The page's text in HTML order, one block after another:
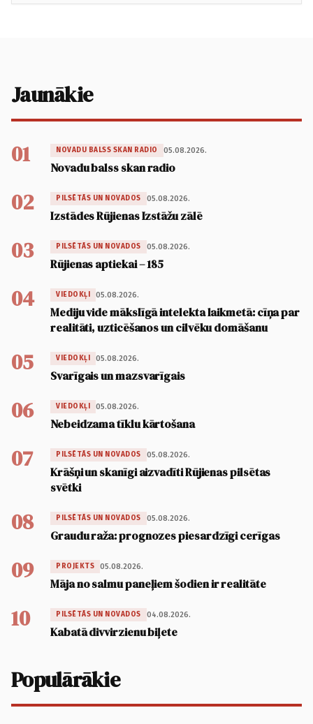
Jaunākie
01 NOVADU BALSS SKAN RADIO 05.08.2026.
Novadu balss skan radio
02 PILSĒTĀS UN NOVADOS 05.08.2026.
Izstādes Rūjienas Izstāžu zālē
03 PILSĒTĀS UN NOVADOS 05.08.2026.
Rūjienas aptiekai – 185
04 VIEDOKĻI 05.08.2026.
Mediju vide mākslīgā intelekta laikmetā: cīņa par
realitāti, uzticēšanos un cilvēku domāšanu
05 VIEDOKĻI 05.08.2026.
Svarīgais un mazsvarīgais
06 VIEDOKĻI 05.08.2026.
Nebeidzama tīklu kārtošana
07 PILSĒTĀS UN NOVADOS 05.08.2026.
Krāšņi un skanīgi aizvadīti Rūjienas pilsētas
svētki
08 PILSĒTĀS UN NOVADOS 05.08.2026.
Graudu raža: prognozes piesardzīgi cerīgas
09 PROJEKTS 05.08.2026.
Māja no salmu paneļiem šodien ir realitāte
10 PILSĒTĀS UN NOVADOS 04.08.2026.
Kabatā divvirzienu biļete
Populārākie